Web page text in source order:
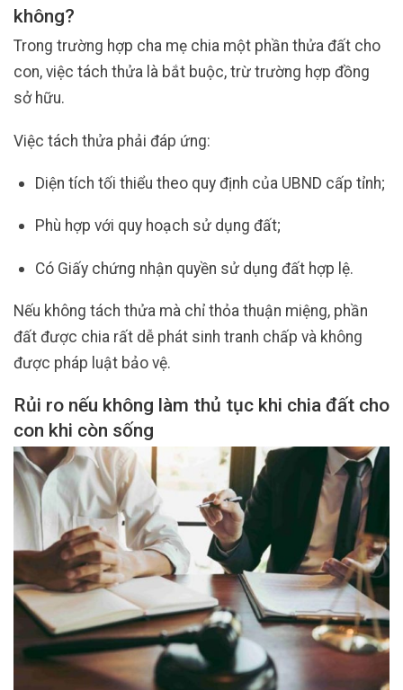
không?
Trong trường hợp cha mẹ chia một phần thửa đất cho
con, việc tách thửa là bắt buộc, trừ trường hợp đồng
sở hữu.
Việc tách thửa phải đáp ứng:
Diện tích tối thiểu theo quy định của UBND cấp tỉnh;
Phù hợp với quy hoạch sử dụng đất;
Có Giấy chứng nhận quyền sử dụng đất hợp lệ.
Nếu không tách thửa mà chỉ thỏa thuận miệng, phần
đất được chia rất dễ phát sinh tranh chấp và không
được pháp luật bảo vệ.
Rủi ro nếu không làm thủ tục khi chia đất cho
con khi còn sống